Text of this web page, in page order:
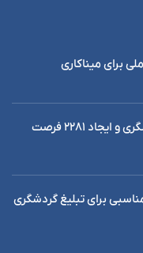
برای میناکاری
بهره‌برداری ١٨٣ طرح گردشگری و ایجاد ٢٢٨١ فرصت
برای تبلیغ گردشگری